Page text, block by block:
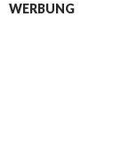
WERBUNG